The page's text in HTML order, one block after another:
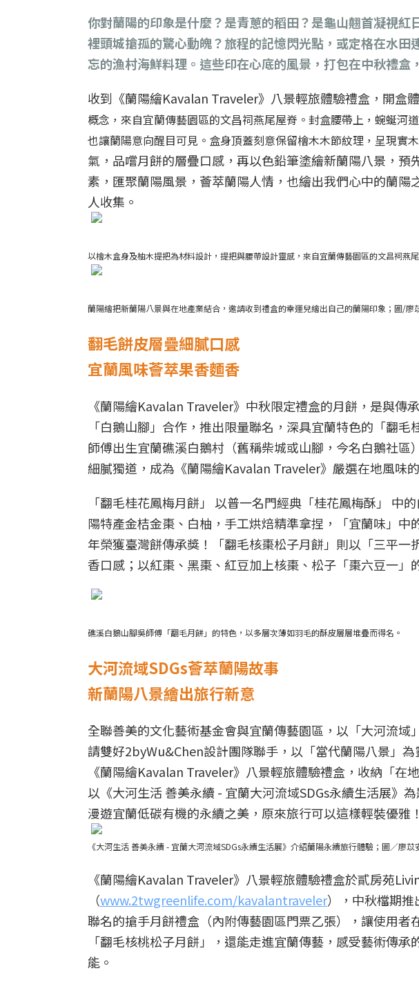
你對蘭陽的印象是什麼？是青蔥的稻田？是龜山翹首凝視
裡頭城搶孤的驚心動魄？旅程的記憶閃光點，或定格在水
忘的漁村海鮮料理。這些印在心底的風景，打包在中秋禮盒
收到《蘭陽繪Kavalan Traveler》八景輕旅體驗禮盒，開盒
概念，來自宜蘭傳藝園區的文昌祠燕尾屋脊。 封盒腰帶上，蜿蜒河
也讓蘭陽意向醒目可見。盒身頂蓋刻意保留檜木木節紋理，呈現實
氣，品嚐月餅的層疊口感，再以色鉛筆塗繪新蘭陽八景，
素，匯聚蘭陽風景，薈萃蘭陽人情，也繪出我們心中的蘭
人收集。
以檜木盒身及柚木提把為材料設計，提把與腰帶設計靈感，來自宜蘭傳藝園區的文昌祠燕
蘭陽繪把新蘭陽八景與在地產業結合，邀請收到禮盒的幸運兒繪出自己的蘭陽印象；圖/廖
翻毛餅皮層疊細膩口感
宜蘭風味薈萃果香麵香
《蘭陽繪Kavalan Traveler》中秋限定禮盒的月餅，是與傳
「白鵝山腳」合作，推出限量聯名，深具宜蘭特色的「翻
師傅出生宜蘭礁溪白鵝村（舊稱柴城或山腳，今名白鵝社
細膩獨道，成為《蘭陽繪Kavalan Traveler》嚴選在地風味
「翻毛桂花鳳梅月餅」 以普一名門經典「桂花鳳梅酥」 中
陽特產金桔金棗、白柚，手工烘焙精準拿捏，「宜蘭味」
年榮獲臺灣餅傳承獎！「翻毛核棗松子月餅」則以「三平
香口感；以紅棗、黑棗、紅豆加上核棗、松子「棗六豆一」
礁溪白鵝山腳吳師傅「翻毛月餅」的特色，以多層次薄如羽毛的酥皮層層堆疊而得名。
大河流域SDGs薈萃蘭陽故事
新蘭陽八景繪出旅行新意
全聯善美的文化藝術基金會與宜蘭傳藝園區，以「大河流
請雙好2byWu&Chen設計團隊聯手，以「當代蘭陽八景」
《蘭陽繪Kavalan Traveler》八景輕旅體驗禮盒，收納「在
以《大河生活 善美永續 - 宜蘭大河流域SDGs永續生活展》
漫遊宜蘭低碳有機的永續之美，原來旅行可以這樣輕裝優雅！
《大河生活 善美永續 - 宜蘭大河流域SDGs永續生活展》介紹蘭陽永續旅行體驗；圖／廖苡
《蘭陽繪Kavalan Traveler》八景輕旅體驗禮盒於貳房苑
（www.2twgreenlife.com/kavalantraveler），中秋檔期推
聯名的搶手月餅禮盒（內附傳藝園區門票乙張），讓使用者
「翻毛核桃松子月餅」，還能走進宜蘭傳藝，感受藝術傳
能。